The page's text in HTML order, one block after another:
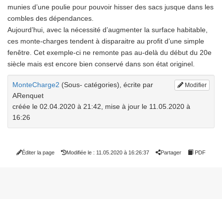
munies d’une poulie pour pouvoir hisser des sacs jusque dans les
combles des dépendances.
Aujourd’hui, avec la nécessité d’augmenter la surface habitable,
ces monte-charges tendent à disparaitre au profit d’une simple
fenêtre. Cet exemple-ci ne remonte pas au-delà du début du 20e
siècle mais est encore bien conservé dans son état originel.
Modifier
MonteCharge2 (Sous- catégories), écrite par
ARenquet
créée le 02.04.2020 à 21:42, mise à jour le 11.05.2020 à
16:26
Éditer la page Modifiée le : 11.05.2020 à 16:26:37 Partager PDF